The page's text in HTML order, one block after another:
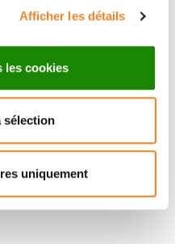
Afficher les détails
les cookies
sélection
uniquement